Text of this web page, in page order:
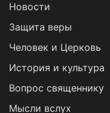
Новости
Защита веры
Человек и Церковь
История и культура
Вопрос священнику
Мысли вслух